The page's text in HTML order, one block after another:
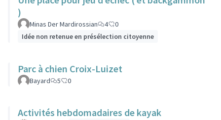
)
Minas Der Mardirossian 4
0
Idée non retenue en présélection citoyenne
Parc à chien Croix-Luizet
Bayard 5 0
Activités hebdomadaires de kayak